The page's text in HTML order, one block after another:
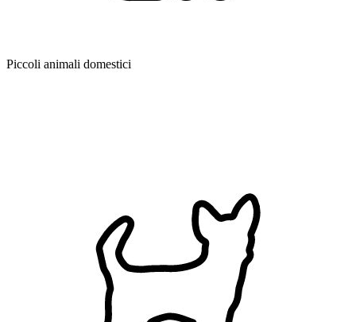
Piccoli animali domestici